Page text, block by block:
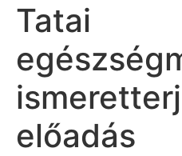
Tatai
előadás